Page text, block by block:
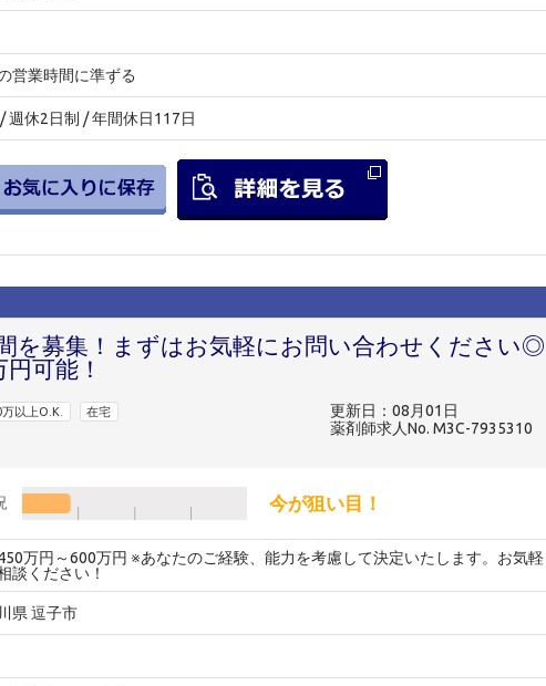
営業時間に準ずる
週休2日制 / 年間休日117日
を募集！まずはお気軽にお問い合わせください◎
可能！
以上O.K. 在宅
更新日：08月01日
薬剤師求人No. M3C-7935310
今が狙い目！
万円～600万円 ※あなたのご経験、能力を考慮して決定いたします。お気軽
談ください！
県 逗子市